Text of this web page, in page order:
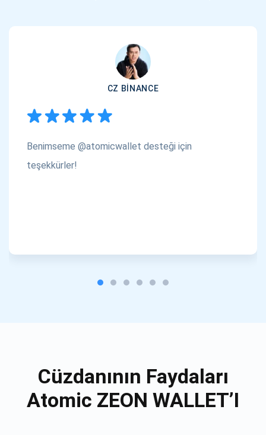
CZ BINANCE
Benimseme @atomicwallet desteği için
teşekkürler!
Cüzdanının Faydaları
Atomic ZEON WALLET’I